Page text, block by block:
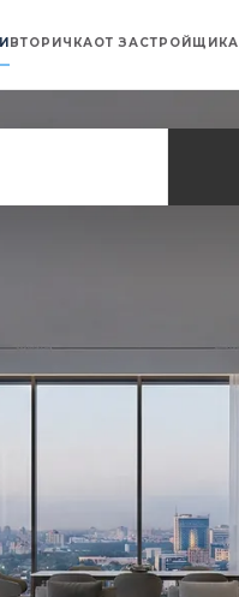
ВТОРИЧКАОТ ЗАСТРОЙЩИКА